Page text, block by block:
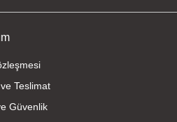
Teslimat
Güvenlik